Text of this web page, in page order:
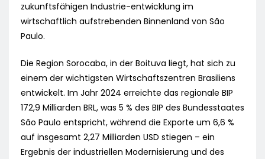
zukunftsfähigen Industrie-entwicklung im
wirtschaftlich aufstrebenden Binnenland von São
Paulo.
Die Region Sorocaba, in der Boituva liegt, hat sich zu
einem der wichtigsten Wirtschaftszentren Brasiliens
entwickelt. Im Jahr 2024 erreichte das regionale BIP
172,9 Milliarden BRL, was 5 % des BIP des Bundesstaates
São Paulo entspricht, während die Exporte um 6,6 %
auf insgesamt 2,27 Milliarden USD stiegen – ein
Ergebnis der industriellen Modernisierung und des